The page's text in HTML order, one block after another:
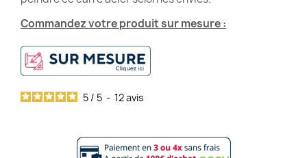
Commandez votre produit sur mesure :
5 / 5 - 12avis